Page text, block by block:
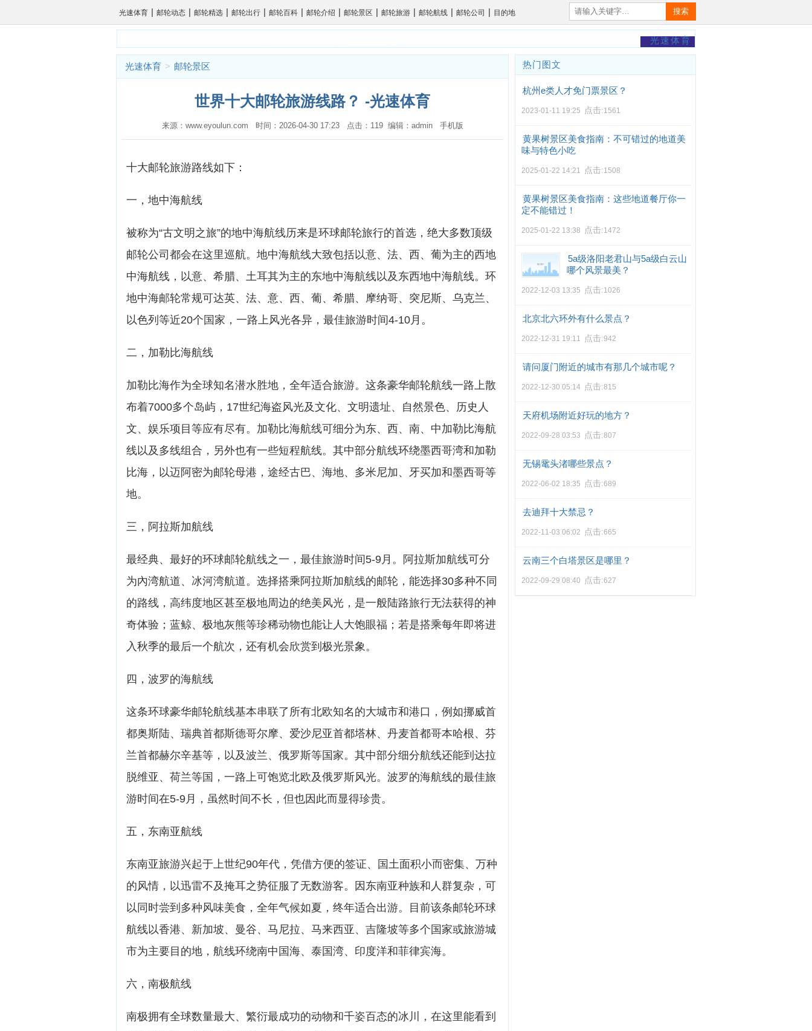
光速体育 | 邮轮动态 | 邮轮精选 | 邮轮出行 | 邮轮百科 | 邮轮介绍 | 邮轮景区 | 邮轮旅游 | 邮轮航线 | 邮轮公司 | 目的地 搜索
光速体育
光速体育 > 邮轮景区
世界十大邮轮旅游线路？ -光速体育
来源：www.eyoulun.com 时间：2026-04-30 17:23 点击：119 编辑：admin 手机版
十大邮轮旅游路线如下：
一，地中海航线
被称为“古文明之旅”的地中海航线历来是环球邮轮旅行的首选，绝大多数顶级
邮轮公司都会在这里巡航。地中海航线大致包括以意、法、西、葡为主的西地
中海航线，以意、希腊、土耳其为主的东地中海航线以及东西地中海航线。环
地中海邮轮常规可达英、法、意、西、葡、希腊、摩纳哥、突尼斯、乌克兰、
以色列等近20个国家，一路上风光各异，最佳旅游时间4-10月。
二，加勒比海航线
加勒比海作为全球知名潜水胜地，全年适合旅游。这条豪华邮轮航线一路上散
布着7000多个岛屿，17世纪海盗风光及文化、文明遗址、自然景色、历史人
文、娱乐项目等应有尽有。加勒比海航线可细分为东、西、南、中加勒比海航
线以及多线组合，另外也有一些短程航线。其中部分航线环绕墨西哥湾和加勒
比海，以迈阿密为邮轮母港，途经古巴、海地、多米尼加、牙买加和墨西哥等
地。
三，阿拉斯加航线
最经典、最好的环球邮轮航线之一，最佳旅游时间5-9月。阿拉斯加航线可分
为內湾航道、冰河湾航道。选择搭乘阿拉斯加航线的邮轮，能选择30多种不同
的路线，高纬度地区甚至极地周边的绝美风光，是一般陆路旅行无法获得的神
奇体验；蓝鲸、极地灰熊等珍稀动物也能让人大饱眼福；若是搭乘每年即将进
入秋季的最后一个航次，还有机会欣赏到极光景象。
四，波罗的海航线
这条环球豪华邮轮航线基本串联了所有北欧知名的大城市和港口，例如挪威首
都奥斯陆、瑞典首都斯德哥尔摩、爱沙尼亚首都塔林、丹麦首都哥本哈根、芬
兰首都赫尔辛基等，以及波兰、俄罗斯等国家。其中部分细分航线还能到达拉
脱维亚、荷兰等国，一路上可饱览北欧及俄罗斯风光。波罗的海航线的最佳旅
游时间在5-9月，虽然时间不长，但也因此而显得珍贵。
五，东南亚航线
东南亚旅游兴起于上世纪90年代，凭借方便的签证、国土面积小而密集、万种
的风情，以迅雷不及掩耳之势征服了无数游客。因东南亚种族和人群复杂，可
以同时尝到多种风味美食，全年气候如夏，终年适合出游。目前该条邮轮环球
航线以香港、新加坡、曼谷、马尼拉、马来西亚、吉隆坡等多个国家或旅游城
市为主要目的地，航线环绕南中国海、泰国湾、印度洋和菲律宾海。
六，南极航线
南极拥有全球数量最大、繁衍最成功的动物和千姿百态的冰川，在这里能看到
热门图文
杭州e类人才免门票景区？
2023-01-11 19:25 点击:1561
黄果树景区美食指南：不可错过的地道美
味与特色小吃
2025-01-22 14:21 点击:1508
黄果树景区美食指南：这些地道餐厅你一
定不能错过！
2025-01-22 13:38 点击:1472
5a级洛阳老君山与5a级白云山
哪个风景最美？
2022-12-03 13:35 点击:1026
北京北六环外有什么景点？
2022-12-31 19:11 点击:942
请问厦门附近的城市有那几个城市呢？
2022-12-30 05:14 点击:815
天府机场附近好玩的地方？
2022-09-28 03:53 点击:807
无锡鼋头渚哪些景点？
2022-06-02 18:35 点击:689
去迪拜十大禁忌？
2022-11-03 06:02 点击:665
云南三个白塔景区是哪里？
2022-09-29 08:40 点击:627